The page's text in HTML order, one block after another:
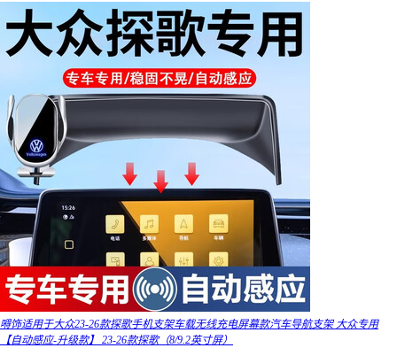
嘚饰适用于大众23-26款探歌手机支架车载无线充电屏幕款汽车导航支架 大众专用
【自动感应-升级款】 23-26款探歌（8/9.2英寸屏）